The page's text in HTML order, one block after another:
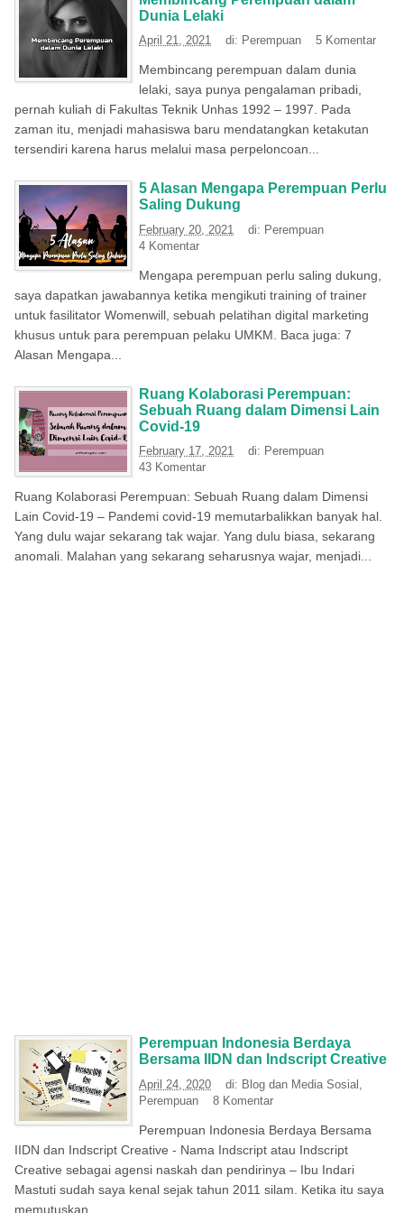
Dunia Lelaki
April 21, 2021 di: Perempuan 5 Komentar
Membincang perempuan dalam dunia
lelaki, saya punya pengalaman pribadi,
pernah kuliah di Fakultas Teknik Unhas 1992 – 1997. Pada
zaman itu, menjadi mahasiswa baru mendatangkan ketakutan
tersendiri karena harus melalui masa perpeloncoan...
5 Alasan Mengapa Perempuan Perlu
Saling Dukung
February 20, 2021 di: Perempuan
4 Komentar
Mengapa perempuan perlu saling dukung,
saya dapatkan jawabannya ketika mengikuti training of trainer
untuk fasilitator Womenwill, sebuah pelatihan digital marketing
khusus untuk para perempuan pelaku UMKM. Baca juga: 7
Alasan Mengapa...
Ruang Kolaborasi Perempuan:
Sebuah Ruang dalam Dimensi Lain
Covid-19
February 17, 2021 di: Perempuan
43 Komentar
Ruang Kolaborasi Perempuan: Sebuah Ruang dalam Dimensi
Lain Covid-19 – Pandemi covid-19 memutarbalikkan banyak hal.
Yang dulu wajar sekarang tak wajar. Yang dulu biasa, sekarang
anomali. Malahan yang sekarang seharusnya wajar, menjadi...
Perempuan Indonesia Berdaya
Bersama IIDN dan Indscript Creative
April 24, 2020 di: Blog dan Media Sosial
Perempuan
8 Komentar
Perempuan Indonesia Berdaya Bersama
IIDN dan Indscript Creative - Nama Indscript atau Indscript
Creative sebagai agensi naskah dan pendirinya – Ibu Indari
Mastuti sudah saya kenal sejak tahun 2011 silam. Ketika itu saya
memutuskan...